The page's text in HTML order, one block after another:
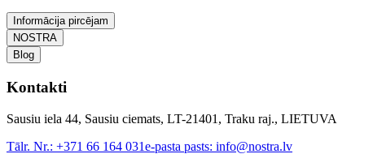
Informācija pircējam
NOSTRA
Blog
Kontakti
Sausiu iela 44, Sausiu ciemats, LT-21401, Traku raj., LIETUVA
Tālr. Nr.: +371 66 164 031e-pasta pasts: info@nostra.lv